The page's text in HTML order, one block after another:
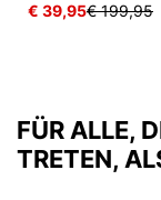
€ 39,95€ 199,95
FÜR ALLE,
TRETEN,